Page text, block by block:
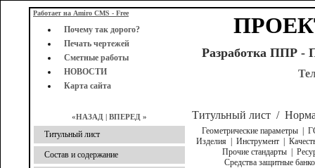
Почему так дорого?
Печать чертежей
Сметные работы
НОВОСТИ
Карта сайта
Разработка ППР -
«НАЗАД | ВПЕРЕД » Титульный лист /
Титульный лист
Состав и содержание
Геометрические параметры|
Изделия| Инструмент|
Прочие стандарты|
Средства защитные
Работает на Amiro CMS - Free